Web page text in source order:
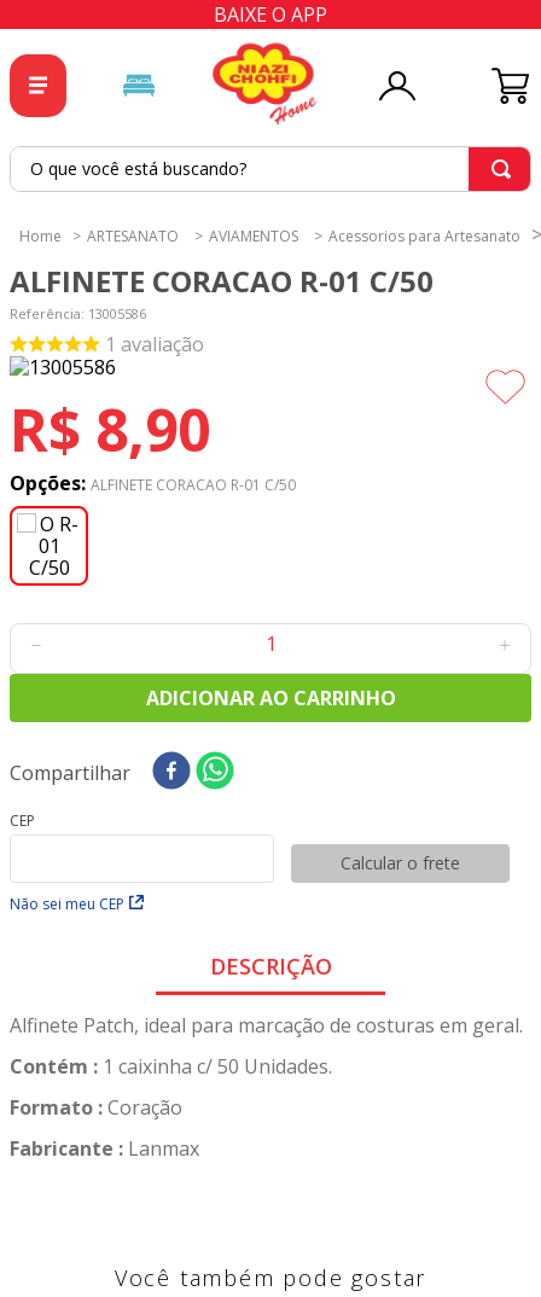
BAIXE O APP
O que você está buscando?
ARTESANATO AVIAMENTOS Acessorios para Artesanato
ALFINETE CORACAO R-01 C/50
Referência: 13005586
1 avaliação
R$ 8,90
Opções: ALFINETE CORACAO R-01 C/50
＋
－
ADICIONAR AO CARRINHO
Compartilhar
CEP
Não sei meu CEP
Calcular o frete
DESCRIÇÃO
Alfinete Patch, ideal para marcação de costuras em geral.
Contém : 1 caixinha c/ 50 Unidades.
Formato :Coração
Fabricante : Lanmax
Você também pode gostar
2º
tapete
3º
cortina
4º
tecido percal
5º
tapetes
tecido tricoline
7º
percal
8º
9º
tecido oxford